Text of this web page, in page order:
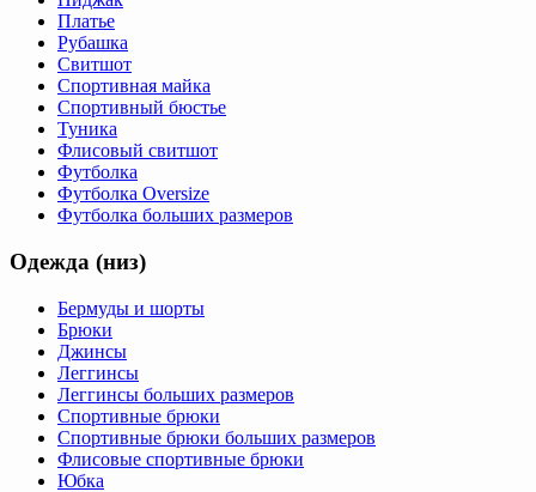
Платье
Рубашка
Свитшот
Спортивная майка
Спортивный бюстье
Туника
Флисовый свитшот
Футболка
Футболка Oversize
Футболка больших размеров
Одежда (низ)
Бермуды и шорты
Брюки
Джинсы
Леггинсы
Леггинсы больших размеров
Спортивные брюки
Спортивные брюки больших размеров
Флисовые спортивные брюки
Юбка